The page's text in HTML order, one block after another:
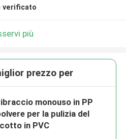
verificato
più
prezzo per
monouso in PP
per la pulizia del
in PVC